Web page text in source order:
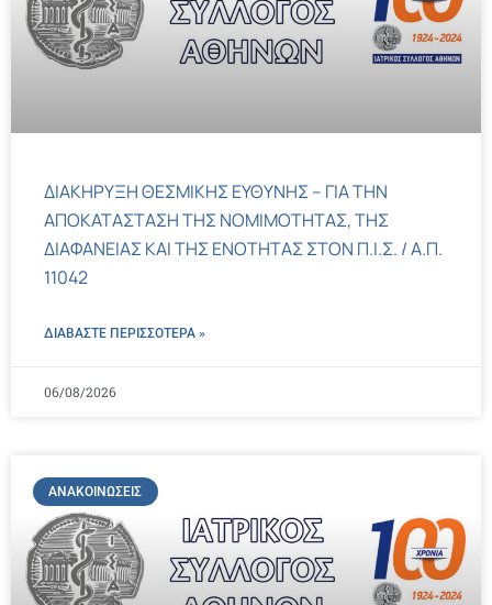
ΔΙΑΚΗΡΥΞΗ ΘΕΣΜΙΚΗΣ ΕΥΘΥΝΗΣ – ΓΙΑ ΤΗΝ
ΑΠΟΚΑΤΑΣΤΑΣΗ ΤΗΣ ΝΟΜΙΜΟΤΗΤΑΣ, ΤΗΣ
ΔΙΑΦΑΝΕΙΑΣ ΚΑΙ ΤΗΣ ΕΝΟΤΗΤΑΣ ΣΤΟΝ Π.Ι.Σ. / Α.Π.
11042
ΔΙΑΒΑΣΤΕ ΠΕΡΙΣΣΌΤΕΡΑ »
06/08/2026
ΑΝΑΚΟΙΝΏΣΕΙΣ